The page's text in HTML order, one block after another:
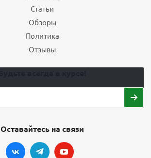
Статьи
Обзоры
Политика
Отзывы
Оставайтесь на связи